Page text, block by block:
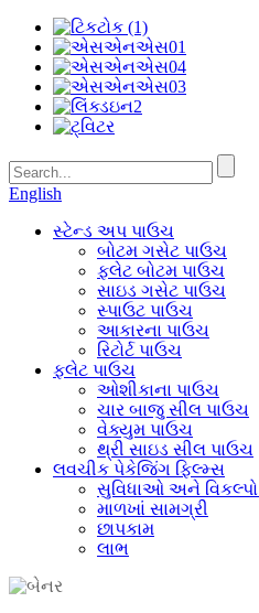
English
સ્ટેન્ડ અપ પાઉચ
બોટમ ગસેટ પાઉચ
ફ્લેટ બોટમ પાઉચ
સાઇડ ગસેટ પાઉચ
સ્પાઉટ પાઉચ
આકારના પાઉચ
રિટોર્ટ પાઉચ
ફ્લેટ પાઉચ
ઓશીકાના પાઉચ
ચાર બાજુ સીલ પાઉચ
વેક્યુમ પાઉચ
થ્રી સાઇડ સીલ પાઉચ
લવચીક પેકેજિંગ ફિલ્મ્સ
સુવિધાઓ અને
માળખાં સામગ્રી
છાપકામ
લાભ